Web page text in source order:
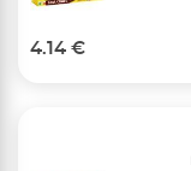
4.14 €